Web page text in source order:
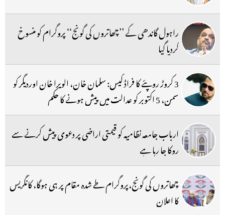
راہول گاندھی کے ’’چھاتروں کی گونج‘‘ پروگرام کو منسوخ
کردیا گیا
3 کروڑ روپئے کا فراڈ کیس: سلمان خان، الویرا خان اوردیگر کو
سمن، 5 اکتوبر کو عدالت میں پیش ہونے کا حکم
ارباب جامعہ نظامیہ کو قیمتی اراضی پر دعوی پیش کرنے سے
روکا جا رہا ہے
چھاتروں کی گونج،پروگرام طے شدہ مقام پر ہی ہوگا، کانگریس
کا اعلان